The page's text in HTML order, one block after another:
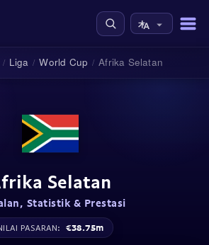
/ Liga / World Cup / Afrika Selatan
Selatan
Statistik & Prestasi
PASARAN: €38.75m